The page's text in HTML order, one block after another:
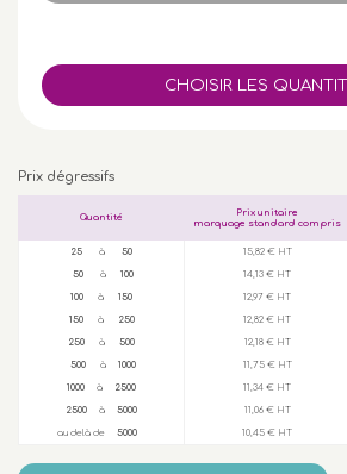
Prix dégressifs
Quantité
Prix unitaire
marquage standard compris
25 à 50 15,82 € HT
50à 100 14,13 € HT
100 à 150 12,97 € HT
150à 250 12,82 € HT
250 à 500 12,18 € HT
500à 1000 11,75 € HT
1000 à 2500 11,34 € HT
2500 à 5000 11,06 € HT
au delà de 5000 10,45 € HT